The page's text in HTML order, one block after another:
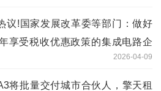
议!国家发展改革委等部门：做好
享受税收优惠政策的集成电路企
目、软件企业清单制定工作2026-04-09
将批量交付城市合伙人，擎天租